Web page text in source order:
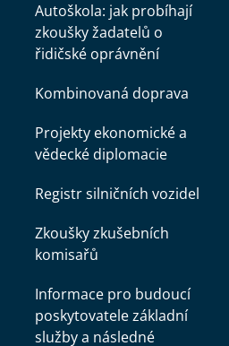
Autoškola: jak probíhají
zkoušky žadatelů o
řidičské oprávnění
Kombinovaná doprava
Projekty ekonomické a
vědecké diplomacie
Registr silničních vozidel
Zkoušky zkušebních
komisařů
Informace pro budoucí
poskytovatele základní
služby a následné